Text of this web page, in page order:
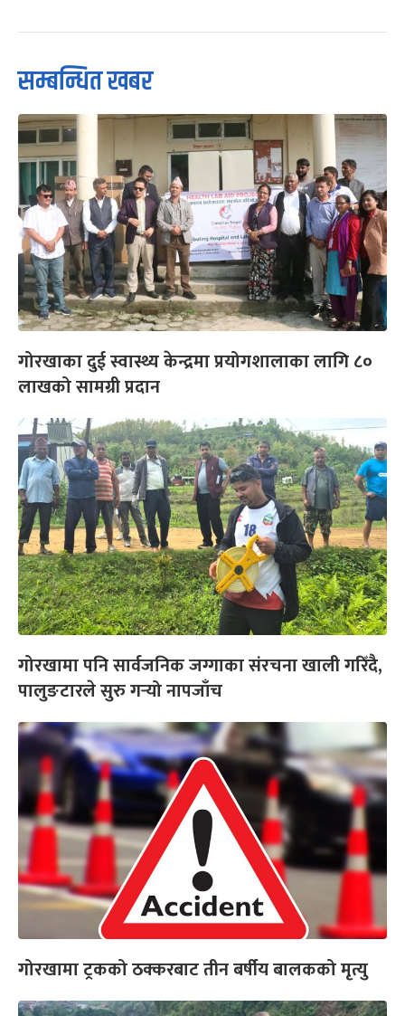
सम्बन्धित खबर
गोरखाका दुई स्वास्थ्य केन्द्रमा प्रयोगशालाका लागि ८०
लाखको सामग्री प्रदान
गोरखामा पनि सार्वजनिक जग्गाका संरचना खाली गरिँदै,
पालुङटारले सुरु गर्‍यो नापजाँच
गोरखामा ट्रकको ठक्करबाट तीन बर्षीय बालकको मृत्यु